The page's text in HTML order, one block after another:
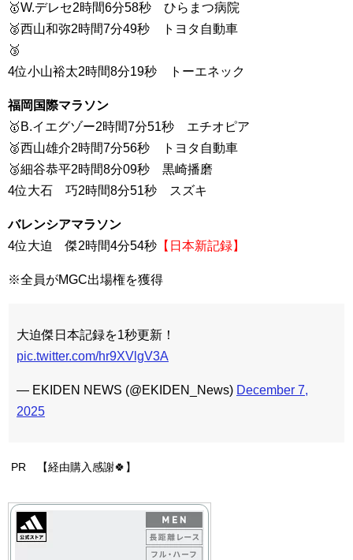
🥇W.デレセ2時間6分58秒 ひらまつ病院
🥈西山和弥2時間7分49秒 トヨタ自動車
🥉
4位小山裕太2時間8分19秒 トーエネック
福岡国際マラソン
🥇B.イエグゾー2時間7分51秒 エチオピア
🥈西山雄介2時間7分56秒 トヨタ自動車
🥉細谷恭平2時間8分09秒 黒崎播磨
4位大石 巧2時間8分51秒 スズキ
バレンシアマラソン
4位大迫 傑2時間4分54秒 【日本新記録】
※全員がMGC出場権を獲得
大迫傑日本記録を1秒更新！
pic.twitter.com/hr9XVlgV3A
— EKIDEN NEWS (@EKIDEN_News) December 7,
2025
PR 【経由購入感謝🍀】